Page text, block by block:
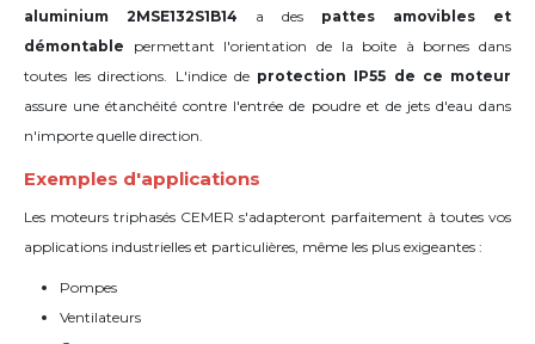
aluminium 2MSE132S1B14 a des pattes amovibles et
démontable permettant l'orientation de la boite à bornes dans
toutes les directions. L'indice de protection IP55 de ce moteur
assure une étanchéité contre l'entrée de poudre et de jets d'eau dans
n'importe quelle direction.
Exemples d'applications
Les moteurs triphasés CEMER s'adapteront parfaitement à toutes vos
applications industrielles et particulières, même les plus exigeantes :
Pompes
Ventilateurs